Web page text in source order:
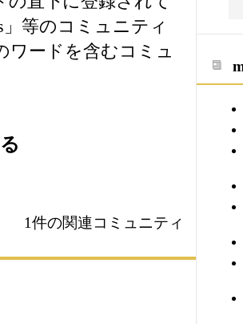
等のコミュニティ
ワードを含むコミュ
1件の関連コミュニティ